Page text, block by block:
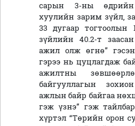
сарын 3-ны
хуулийн зарим зүйл,
33 дугаар тогтоолын
зүйлийн 40.2-т
ажил олж өгнө”
гэрээ нь цуцлагдаж
ажилтны
байгууллагын
ажлын байр байгаа
гэж үзнэ” гэж
хүртэл “Төрийн орон